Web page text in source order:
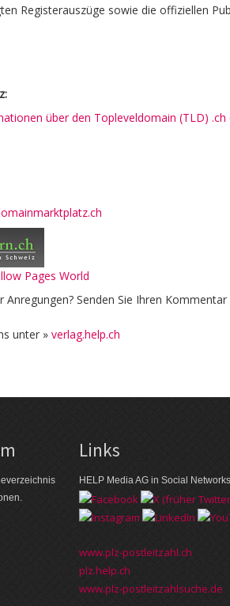
Registerauszüge sowie die offiziellen
über den Topleveldomain (TLD) .ch
Pages World
Anregungen? Senden Sie Ihren
unter » verlag.help.ch
Links
HELP Media AG in Social Networks
www.plz-postleitzahl.ch
plz.help.ch
www.plz-postleitzahlsuche.de